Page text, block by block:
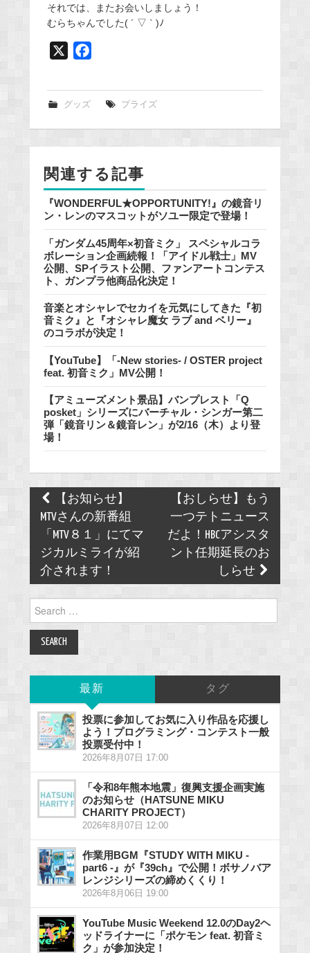
それでは、またお会いしましょう！
むらちゃんでした( ´ ▽ ` )ﾉ
k
グッズ プライズ
関連する記事
『WONDERFUL★OPPORTUNITY!』の鏡音リ
ン・レンのマスコットがソユー限定で登場！
「ガンダム45周年×初音ミク」 スペシャルコラ
ボレーション企画続報！「アイドル戦士」MV
公開、SPイラスト公開、ファンアートコンテス
ト、ガンプラ他商品化決定！
音楽とオシャレでセカイを元気にしてきた『初
音ミク』と『オシャレ魔女 ラブ and ベリー』
のコラボが決定！
【YouTube】「-New stories- / OSTER project
feat. 初音ミク」MV公開！
【アミューズメント景品】バンプレスト「Q
posket」シリーズにバーチャル・シンガー第二
弾「鏡音リン＆鏡音レン」が2/16（木）より登
場！
Post
navigation
【お知らせ】
MTVさんの新番組
「MTV８１」にてマ
ジカルミライが紹
介されます！
【おしらせ】もう
一つテトニュース
だよ！HBCアシスタ
ント任期延長のお
しらせ
for:
最新 タグ
投票に参加してお気に入り作品を応援し
よう！プログラミング・コンテスト一般
投票受付中！
2026年8月07日 17:00
「令和8年熊本地震」復興支援企画実施
のお知らせ（HATSUNE MIKU
CHARITY PROJECT）
2026年8月07日 12:00
作業用BGM『STUDY WITH MIKU -
part6 -』が『39ch』で公開！ボサノバア
レンジシリーズの締めくくり！
2026年8月06日 19:00
YouTube Music Weekend 12.0のDay2ヘ
ッドライナーに「ポケモン feat. 初音ミ
ク」が参加決定！